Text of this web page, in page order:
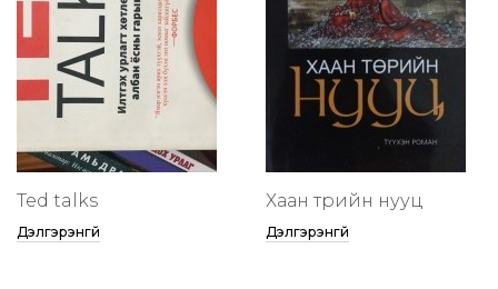
Ted talks
Дэлгэрэнгүй
Хаан төрийн нууц
Дэлгэрэнгүй